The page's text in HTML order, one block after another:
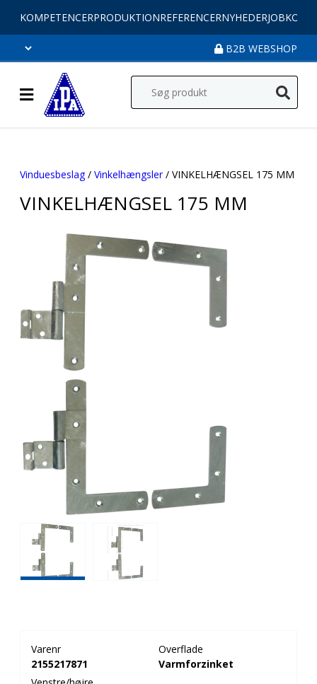
KOMPETENCERPRODUKTIONREFERENCERNYHEDERJOB
B2B WEBSHOP
Vinduesbeslag/ Vinkelhængsler/ VINKELHÆNGSEL 175 MM
VINKELHÆNGSEL 175 MM
Varenr
2155217871
Overflade
Varmforzinket